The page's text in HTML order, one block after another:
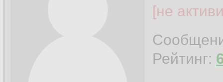
[не
Рейтинг: